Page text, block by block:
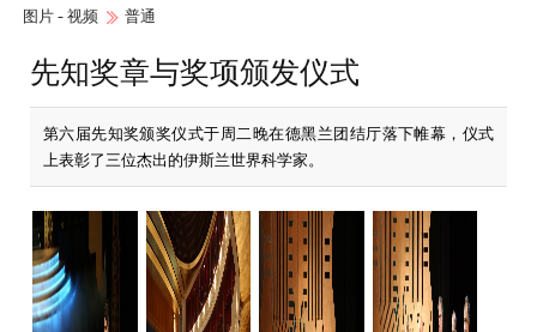
图片 - 视频 普通
先知奖章与奖项颁发仪式
第六届先知奖颁奖仪式于周二晚在德黑兰团结厅落下帷幕，仪式
上表彰了三位杰出的伊斯兰世界科学家。